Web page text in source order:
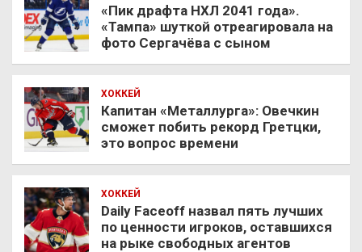
«Пик драфта НХЛ 2041 года».
«Тампа» шуткой отреагировала на
фото Сергачёва с сыном
ХОККЕЙ
Капитан «Металлурга»: Овечкин
сможет побить рекорд Гретцки,
это вопрос времени
ХОККЕЙ
Daily Faceoff назвал пять лучших
по ценности игроков, оставшихся
на рыке свободных агентов